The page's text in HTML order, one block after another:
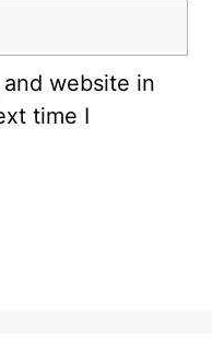
website in
time I